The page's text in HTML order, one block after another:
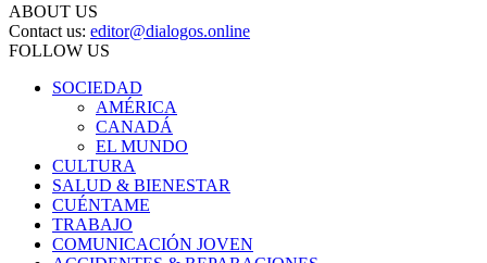
ABOUT US
Contact us: editor@dialogos.online
FOLLOW US
SOCIEDAD
AMÉRICA
CANADÁ
EL MUNDO
CULTURA
SALUD & BIENESTAR
CUÉNTAME
TRABAJO
COMUNICACIÓN JOVEN